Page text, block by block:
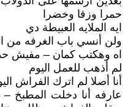
حمرا وزقا وخضرا
ايه الملايه العبيطة دي
ولن أنسي باب الغرفه من
اه وهكتب كمان – مفيش
لم أذهب للعمل اليوم
أنا أصلا لم اترك الفراش
عارفه أنا دخلت المطبخ –